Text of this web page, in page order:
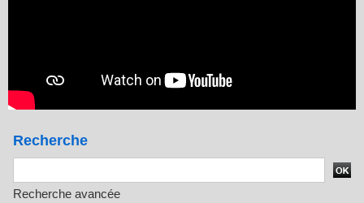
Recherche
Recherche avancée